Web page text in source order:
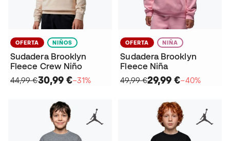
OFERTA NIÑOS
Sudadera Brooklyn
Fleece Crew Niño
44,99 €30,99 €−31%
OFERTA NIÑA
Sudadera Brooklyn
Fleece Niña
49,99 €29,99 €−40%